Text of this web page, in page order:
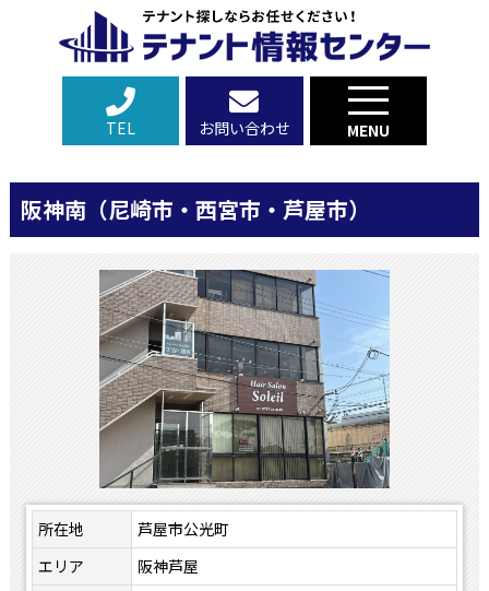
TEL お問い合わせ MENU
阪神南（尼崎市・西宮市・芦屋市）
所在地
芦屋市公光町
エリア
阪神芦屋